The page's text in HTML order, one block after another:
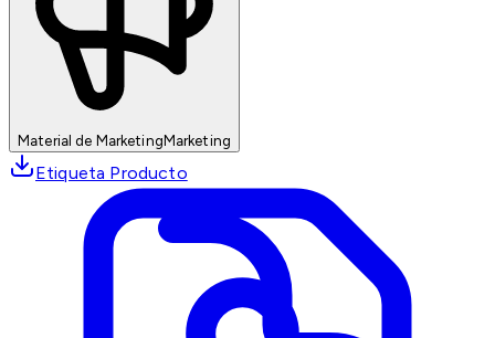
Material de MarketingMarketing
Etiqueta Producto